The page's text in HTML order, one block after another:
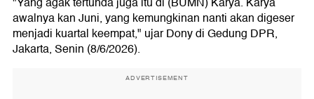
awalnya kan Juni, yang kemungkinan nanti akan digeser
menjadi kuartal keempat," ujar Dony di Gedung DPR,
Jakarta, Senin (8/6/2026).
ADVERTISEMENT